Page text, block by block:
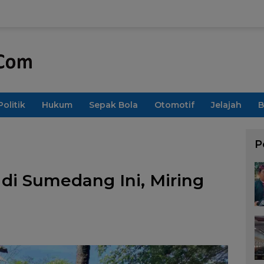
Hukum Sepak Bola Otomotif Jelajah
Sumedang Ini, Miring